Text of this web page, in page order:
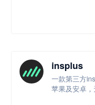
insplus
一款第三方
苹果及安卓